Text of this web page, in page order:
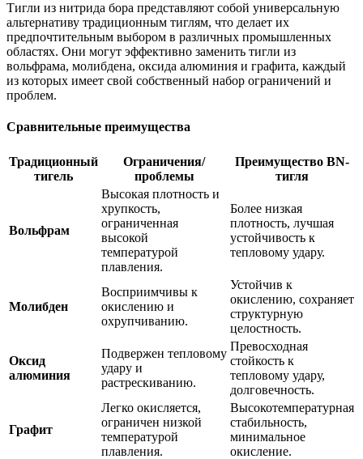
Тигли из нитрида бора представляют собой универсальную
альтернативу традиционным тиглям, что делает их
предпочтительным выбором в различных промышленных
областях. Они могут эффективно заменить тигли из
вольфрама, молибдена, оксида алюминия и графита, каждый
из которых имеет свой собственный набор ограничений и
проблем.
Сравнительные преимущества
Традиционный
тигель
Ограничения/
проблемы
Преимущество BN-
тигля
Вольфрам
Высокая плотность и
хрупкость,
ограниченная
высокой
температурой
плавления.
Более низкая
плотность, лучшая
устойчивость к
тепловому удару.
Молибден
Восприимчивы к
окислению и
охрупчиванию.
Устойчив к
окислению, сохраняет
структурную
целостность.
Оксид
алюминия
Подвержен тепловому
удару и
растрескиванию.
Превосходная
стойкость к
тепловому удару,
долговечность.
Графит
Легко окисляется,
ограничен низкой
температурой
плавления.
Высокотемпературная
стабильность,
минимальное
окисление.